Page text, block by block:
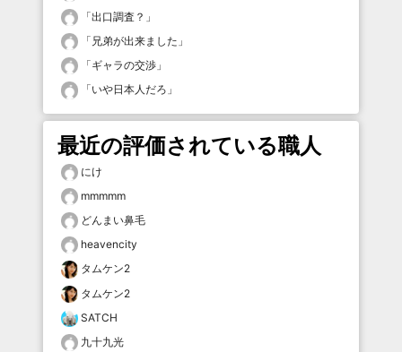
「出口調査？ 」
「 兄弟が出来ました 」
「ギャラの交渉 」
「いや日本人だろ 」
最近の評価されている職人
にけ
mmmmm
どんまい鼻毛
heavencity
タムケン2
タムケン2
SATCH
九十九光